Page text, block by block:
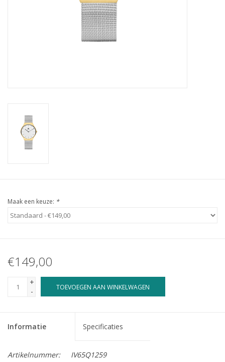
Maak een keuze: *
€149,00
+
-
TOEVOEGEN AAN WINKELWAGEN
Informatie Specificaties
Artikelnummer:
IV65Q1259